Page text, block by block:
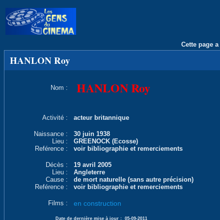
Cette page
HANLON Roy
Nom : HANLON Roy
Activité : acteur britannique
Naissance :
30 juin 1938
Lieu :
GREENOCK (Ecosse)
Reférence :
voir bibliographie et remerciements
Décès :
19 avril 2005
Lieu :
Angleterre
Cause :
de mort naturelle (sans autre précision)
Reférence :
voir bibliographie et remerciements
Films : en construction
Date de dernière mise à jour : 05-09-2011